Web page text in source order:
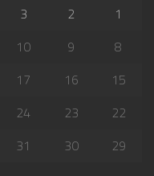
1
2
3
8
9
10
15
16
17
22
23
24
29
30
31